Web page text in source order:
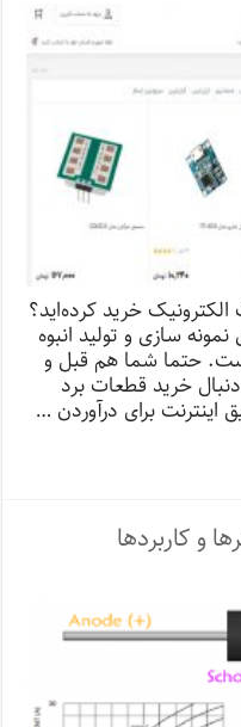
الکترونیک خرید کرده‌اید؟
سازی و تولید انبوه
حتما شما هم قبل و
خرید قطعات برد
اینترنت برای درآوردن …
و کاربردها